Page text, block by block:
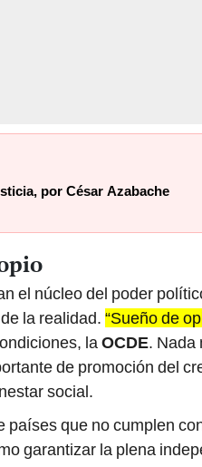
por César Azabache
el núcleo del poder
la realidad. “Sueño de
laOCDE. Nada
de promoción del
social.
países que no cumplen
garantizar la plena